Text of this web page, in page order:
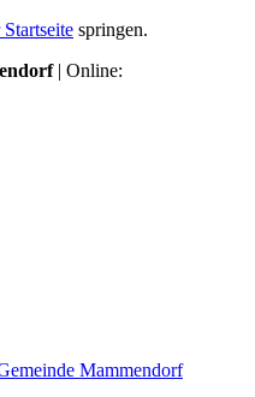
springen.
| Online: